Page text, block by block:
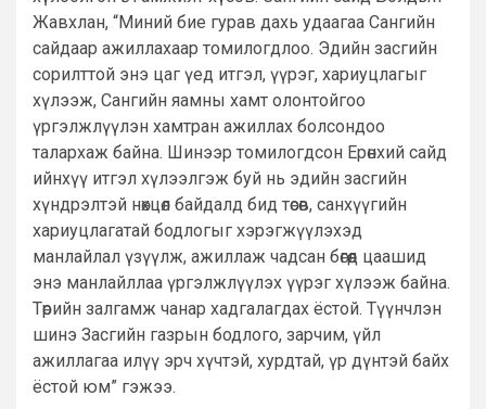
Жавхлан, “Миний бие гурав дахь удаагаа Сангийн
сайдаар ажиллахаар томилогдлоо. Эдийн засгийн
сорилттой энэ цаг үед итгэл, үүрэг, хариуцлагыг
хүлээж, Сангийн яамны хамт олонтойгоо
үргэлжлүүлэн хамтран ажиллах болсондоо
талархаж байна. Шинээр томилогдсон Eрөнхий сайд
ийнхүү итгэл хүлээлгэж буй нь эдийн засгийн
хүндрэлтэй нөхцөл байдалд бид төсөв, санхүүгийн
хариуцлагатай бодлогыг хэрэгжүүлэхэд
манлайлал үзүүлж, ажиллаж чадсан бөгөөд цаашид
энэ манлайллаа үргэлжлүүлэх үүрэг хүлээж байна.
Төрийн залгамж чанар хадгалагдах ёстой. Түүнчлэн
шинэ Засгийн газрын бодлого, зарчим, үйл
ажиллагаа илүү эрч хүчтэй, хурдтай, үр дүнтэй байх
ёстой юм” гэжээ.